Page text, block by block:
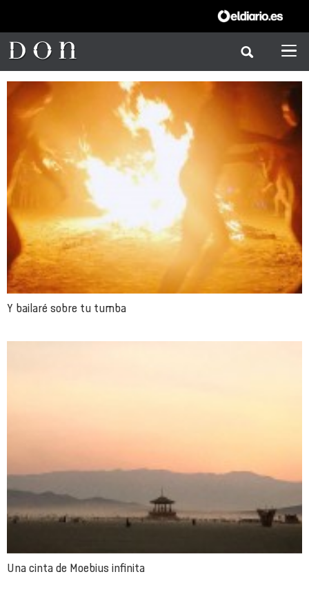
Y bailaré sobre tu tumba
Una cinta de Moebius infinita